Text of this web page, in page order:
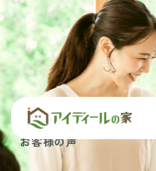
Voice
お客様の声